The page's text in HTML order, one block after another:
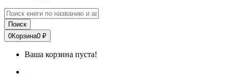
Поиск
0Корзина0 ₽
Ваша корзина пуста!